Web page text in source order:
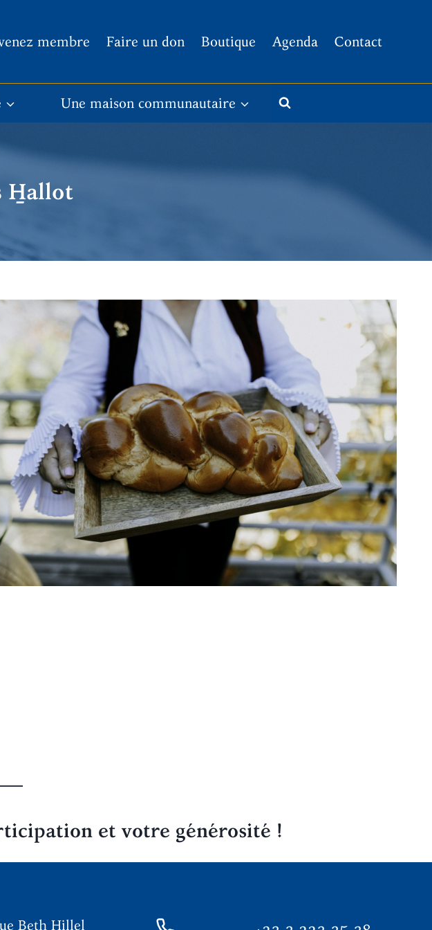
membre Faire un don Boutique Agenda Contact
Une maison communautaire
H̱allot
et votre générosité !
Beth Hillel